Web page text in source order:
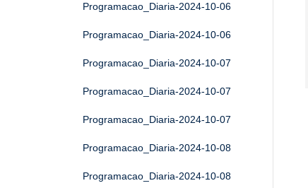
Programacao_Diaria-2024-10-06
Programacao_Diaria-2024-10-06
Programacao_Diaria-2024-10-07
Programacao_Diaria-2024-10-07
Programacao_Diaria-2024-10-07
Programacao_Diaria-2024-10-08
Programacao_Diaria-2024-10-08